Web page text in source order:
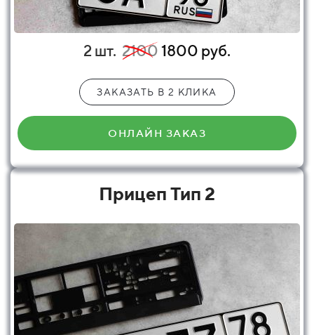
2 шт. 21001800 руб.
ЗАКАЗАТЬ В 2 КЛИКА
ОНЛАЙН ЗАКАЗ
Прицеп Тип 2